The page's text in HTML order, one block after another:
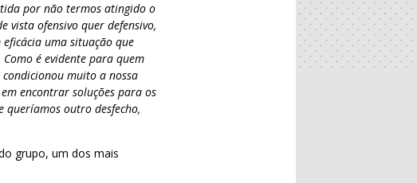
por não termos atingido o
vista ofensivo quer defensivo,
uma situação que
é evidente para quem
muito a nossa
encontrar soluções para os
outro desfecho,
grupo, um dos mais